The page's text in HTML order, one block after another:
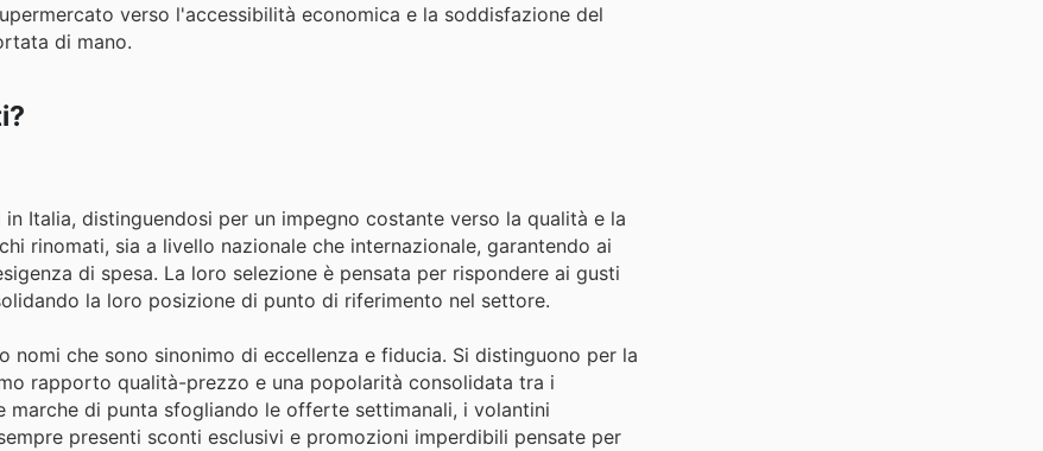
verso l'accessibilità economica e la soddisfazione del
di mano.
Italia, distinguendosi per un impegno costante verso la qualità e la
rinomati, sia a livello nazionale che internazionale, garantendo ai
di spesa. La loro selezione è pensata per rispondere ai gusti
la loro posizione di punto di riferimento nel settore.
che sono sinonimo di eccellenza e fiducia. Si distinguono per la
rapporto qualità-prezzo e una popolarità consolidata tra i
di punta sfogliando le offerte settimanali, i volantini
presenti sconti esclusivi e promozioni imperdibili pensate per